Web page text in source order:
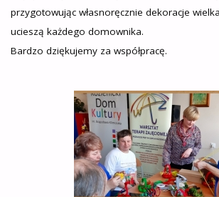
przygotowując własnoręcznie dekoracje
ucieszą każdego domownika.
Bardzo dziękujemy za współpracę.